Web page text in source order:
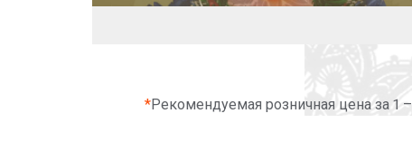
*Рекомендуемая розничная цена за 1 –